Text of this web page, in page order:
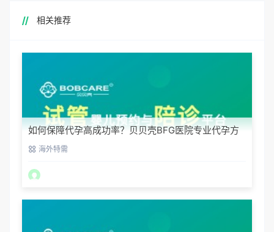
相关推荐
如何保障代孕高成功率？贝贝壳BFG医院专业代孕方
案解析
海外特需